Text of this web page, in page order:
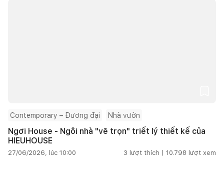
Contemporary – Đương đại Nhà vườn
Ngơi House - Ngôi nhà "vẽ trọn" triết lý thiết kế của
HIEUHOUSE
27/06/2026, lúc 10:00 3 lượt thích | 10.798 lượt xem